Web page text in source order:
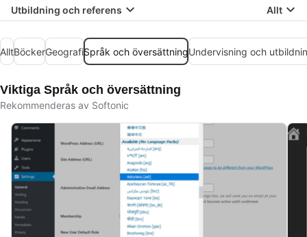
Utbildning och referens Allt
AlltBöckerGeografiSpråk och översättningUndervisning och
Viktiga Språk och översättning
Rekommenderas av Softonic